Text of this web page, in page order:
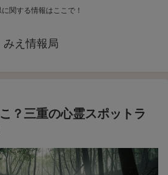
に関する情報はここで！
みえ情報局
？三重の心霊スポットラ